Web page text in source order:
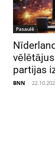
Pasaulē
partijas
BNN -